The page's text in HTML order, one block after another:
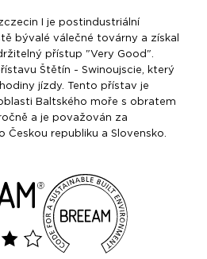
I je postindustriální
bývalé válečné továrny a získal
přístup "Very Good".
Štětín - Swinoujscie, který
jízdy. Tento přístav je
Baltského moře s obratem
a je považován za
Českou republiku a Slovensko.